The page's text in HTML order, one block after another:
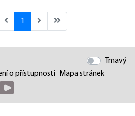
1
Tmavý
o přístupnosti Mapa stránek